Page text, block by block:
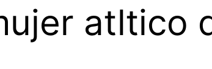
atltico